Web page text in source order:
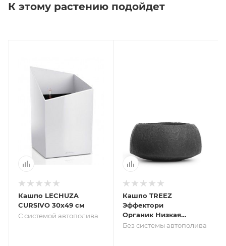
К этому растению подойдет
Кашпо LECHUZA
CURSIVO 30х49 см
С системой автополива
Кашпо TREEZ
Эффектори
Органик Низкая
чаша Тёмно-серый
Без системы автополива